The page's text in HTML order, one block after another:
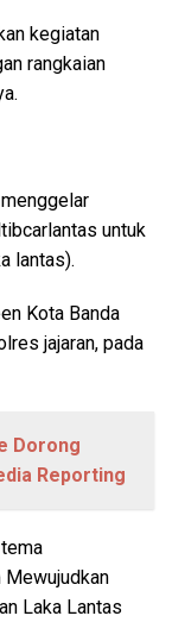
kegiatan
rangkaian
untuk
lantas).
Kota Banda
jajaran, pada
Dorong
Reporting
Mewujudkan
Laka Lantas